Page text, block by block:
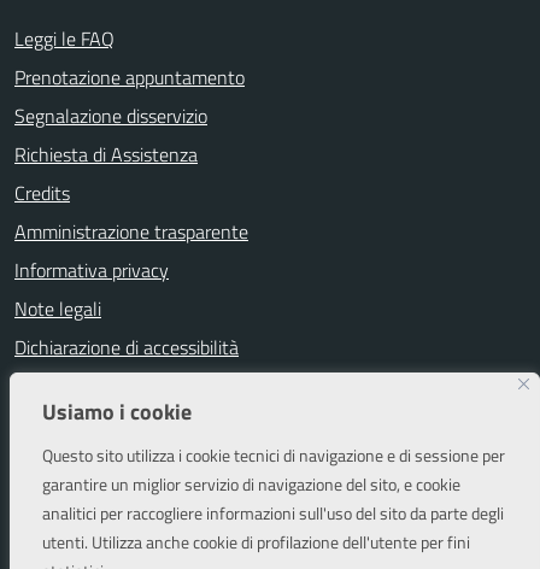
Usiamo i cookie
Questo sito utilizza i cookie tecnici di navigazione e di sessione per
garantire un miglior servizio di navigazione del sito, e cookie
analitici per raccogliere informazioni sull'uso del sito da parte degli
utenti. Utilizza anche cookie di profilazione dell'utente per fini
Leggi le FAQ
Prenotazione appuntamento
Segnalazione disservizio
Richiesta di Assistenza
Credits
Amministrazione trasparente
Informativa privacy
Note legali
Dichiarazione di accessibilità
Attuazione misure PNRR
Piano di miglioramento del sito
SEGUICI SU